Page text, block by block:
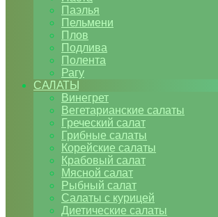
Паэлья
Пельмени
Плов
Подлива
Полента
Рагу
САЛАТЫ
Винегрет
Вегетарианские салаты
Греческий салат
Грибные салаты
Корейские салаты
Крабовый салат
Мясной салат
Рыбный салат
Салаты с курицей
Диетические салаты